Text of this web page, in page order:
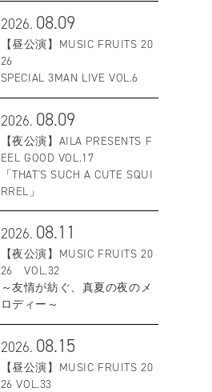
2026. 08.09
【昼公演】MUSIC FRUITS 20
26
SPECIAL 3MAN LIVE VOL.6
2026. 08.09
【夜公演】AILA PRESENTS F
EEL GOOD VOL.17
「THAT'S SUCH A CUTE SQUI
RREL」
2026. 08.11
【夜公演】MUSIC FRUITS 20
26 VOL.32
～友情が紡ぐ、真夏の夜のメ
ロディー～
2026. 08.15
【昼公演】MUSIC FRUITS 20
26 VOL.33